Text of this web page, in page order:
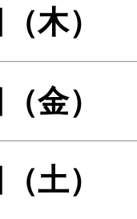
（木）
（金）
（土）